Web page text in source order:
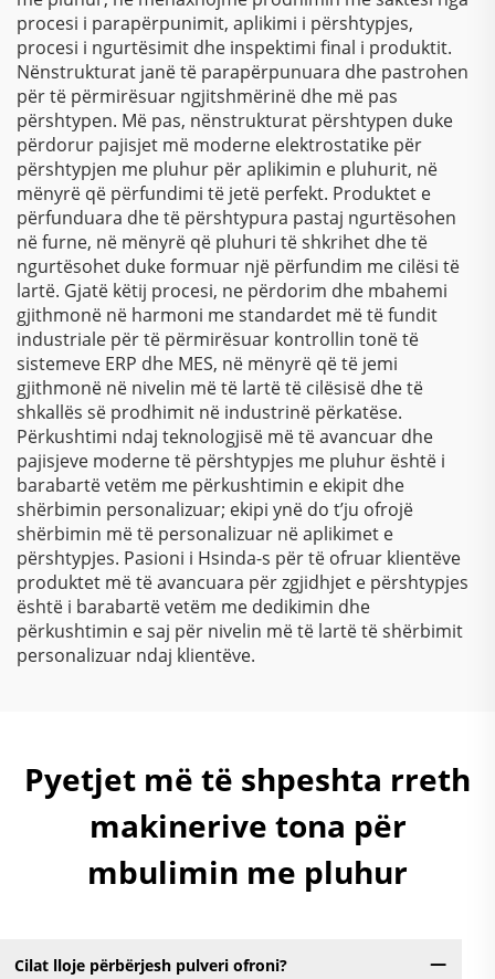
procesi i parapërpunimit, aplikimi i përshtypjes,
procesi i ngurtësimit dhe inspektimi final i produktit.
Nënstrukturat janë të parapërpunuara dhe pastrohen
për të përmirësuar ngjitshmërinë dhe më pas
përshtypen. Më pas, nënstrukturat përshtypen duke
përdorur pajisjet më moderne elektrostatike për
përshtypjen me pluhur për aplikimin e pluhurit, në
mënyrë që përfundimi të jetë perfekt. Produktet e
përfunduara dhe të përshtypura pastaj ngurtësohen
në furne, në mënyrë që pluhuri të shkrihet dhe të
ngurtësohet duke formuar një përfundim me cilësi të
lartë. Gjatë këtij procesi, ne përdorim dhe mbahemi
gjithmonë në harmoni me standardet më të fundit
industriale për të përmirësuar kontrollin tonë të
sistemeve ERP dhe MES, në mënyrë që të jemi
gjithmonë në nivelin më të lartë të cilësisë dhe të
shkallës së prodhimit në industrinë përkatëse.
Përkushtimi ndaj teknologjisë më të avancuar dhe
pajisjeve moderne të përshtypjes me pluhur është i
barabartë vetëm me përkushtimin e ekipit dhe
shërbimin personalizuar; ekipi ynë do t’ju ofrojë
shërbimin më të personalizuar në aplikimet e
përshtypjes. Pasioni i Hsinda-s për të ofruar klientëve
produktet më të avancuara për zgjidhjet e përshtypjes
është i barabartë vetëm me dedikimin dhe
përkushtimin e saj për nivelin më të lartë të shërbimit
personalizuar ndaj klientëve.
Pyetjet më të shpeshta rreth
makinerive tona për
mbulimin me pluhur
Cilat lloje përbërjesh pulveri ofroni?